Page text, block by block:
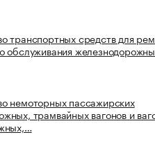
транспортных средств для
обслуживания
немоторных пассажирских
трамвайных вагонов и